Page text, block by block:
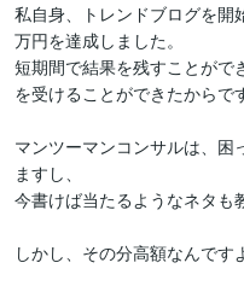
私自身、トレンドブログを開
万円を達成しました。
短期間で結果を残すことがで
を受けることができたからで
マンツーマンコンサルは、
ますし、
今書けば当たるようなネタも
しかし、その分高額なんです